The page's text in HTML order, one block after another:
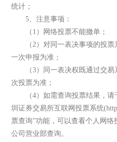
统计；
5、注意事项：
（1）网络投票不能撤单；
（2）对同一表决事项的投票
一次申报为准；
（3）同一表决权既通过交易
次投票为准；
（4）如需查询投票结果，请
圳证券交易所互联网投票系统
票查询”功能，可以查看个人网
公司营业部查询。